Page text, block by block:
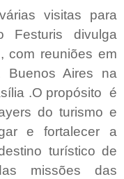
visitas para
divulga
com reuniões em
Buenos Aires na
.O propósito é
do turismo e
e fortalecer a
turístico de
missões das